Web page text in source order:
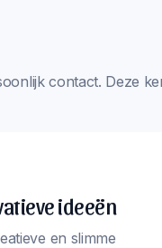
contact. Deze
ideeën
en slimme